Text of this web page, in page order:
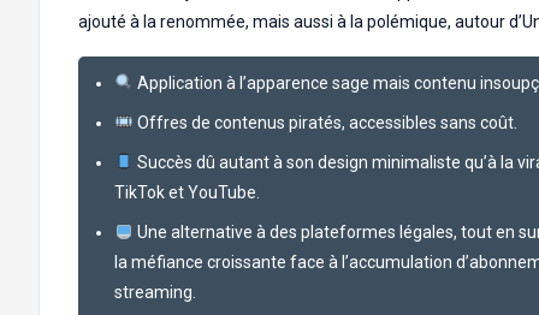
ajouté à la renommée, mais aussi à la polémique, autour
Application à l’apparence sage mais contenu
Offres de contenus piratés, accessibles sans coût.
Succès dû autant à son design minimaliste qu’à la
TikTok et YouTube.
Une alternative à des plateformes légales, tout en
la méfiance croissante face à l’accumulation
streaming.